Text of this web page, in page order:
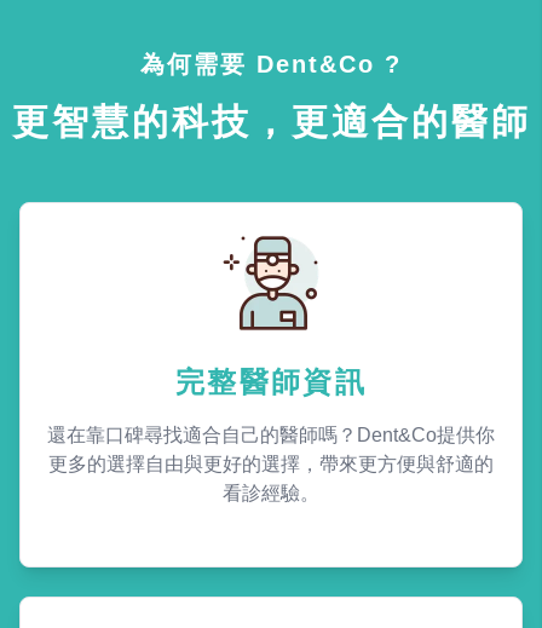
為何需要 Dent&Co ?
更智慧的科技，更適合的醫師
完整醫師資訊
還在靠口碑尋找適合自己的醫師嗎？Dent&Co提供你
更多的選擇自由與更好的選擇，帶來更方便與舒適的
看診經驗。